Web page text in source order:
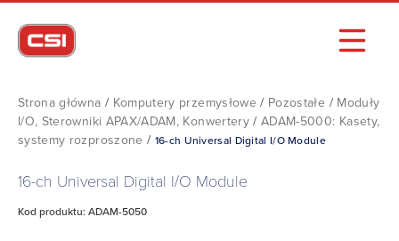
Strona główna / Komputery przemysłowe / Pozostałe / Moduły
I/O, Sterowniki APAX/ADAM, Konwertery/ADAM-5000: Kasety,
systemy rozproszone / 16-ch Universal Digital I/O Module
16-ch Universal Digital I/O Module
Kod produktu: ADAM-5050